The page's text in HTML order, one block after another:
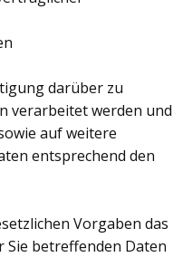
darüber zu
verarbeitet werden und
auf weitere
entsprechend den
Vorgaben das
Sie betreffenden Daten